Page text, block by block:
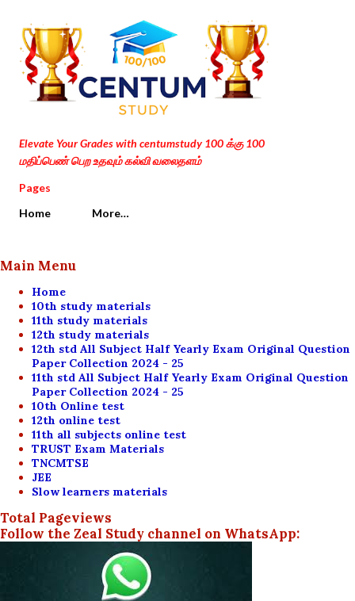
Skip to main content
Elevate Your Grades with centumstudy 100 க்கு 100
மதிப்பெண் பெற உதவும் கல்வி வலைதளம்
Pages
Home
More…
Main Menu
Home
10th study materials
11th study materials
12th study materials
12th std All Subject Half Yearly Exam Original Question
Paper Collection 2024 - 25
11th std All Subject Half Yearly Exam Original Question
Paper Collection 2024 - 25
10th Online test
12th online test
11th all subjects online test
TRUST Exam Materials
TNCMTSE
JEE
Slow learners materials
Total Pageviews
Follow the Zeal Study channel on WhatsApp: